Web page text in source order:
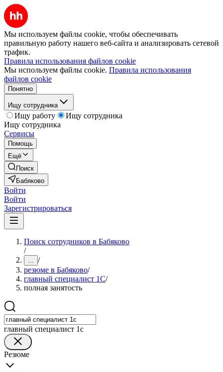
Мы используем файлы cookie, чтобы обеспечивать
правильную работу нашего веб-сайта и анализировать сетевой
трафик.
Правила использования файлов cookie
Мы используем файлы cookie. Правила использования
файлов cookie
Понятно
Ищу сотрудника
Ищу работу
Ищу сотрудника
Ищу сотрудника
Сервисы
Помощь
Ещё
Поиск
Бабяково
Войти
Войти
Зарегистрироваться
Поиск сотрудников в Бабяково
/
... /
резюме в Бабяково/
главный специалист 1С/
полная занятость
главный специалист 1с
Резюме